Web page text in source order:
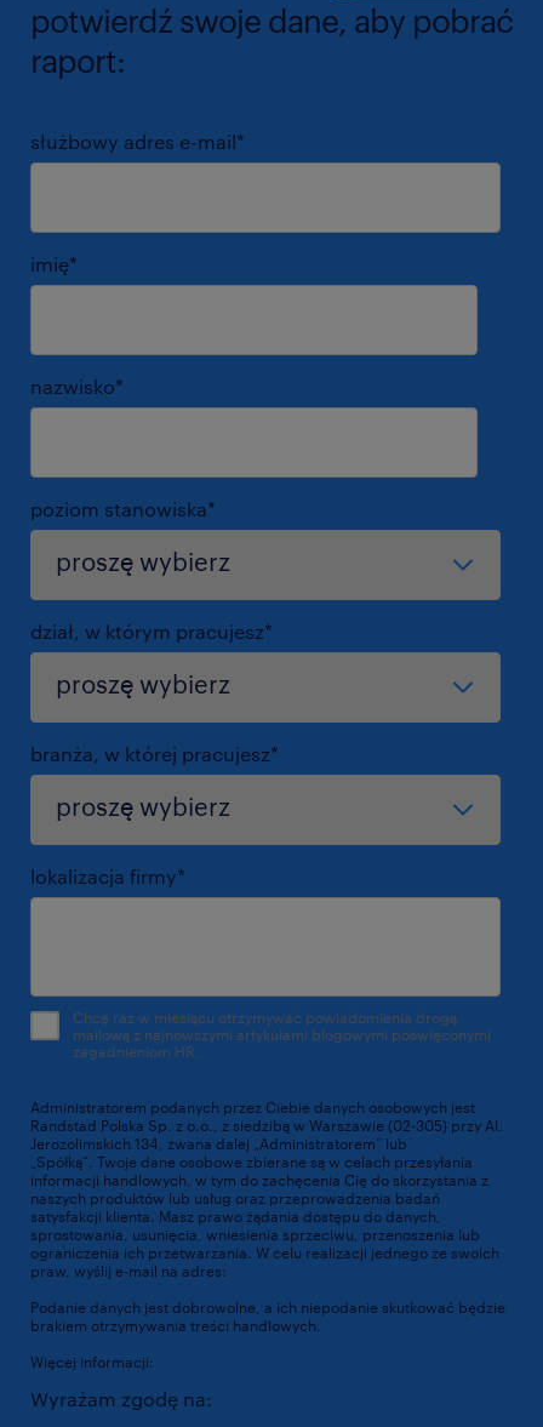
potwierdź swoje dane, aby pobrać
raport:
służbowy adres e-mail*
imię*
nazwisko*
poziom stanowiska*
dział, w którym pracujesz*
branża, w której pracujesz*
lokalizacja firmy*
Chcę raz w miesiącu otrzymywać powiadomienia drogą
mailową z najnowszymi artykułami blogowymi poświęconymi
zagadnieniom HR.
Administratorem podanych przez Ciebie danych osobowych jest
Randstad Polska Sp. z o.o., z siedzibą w Warszawie (02-305) przy Al.
Jerozolimskich 134, zwana dalej „Administratorem” lub
„Spółką”. Twoje dane osobowe zbierane są w celach przesyłania
informacji handlowych, w tym do zachęcenia Cię do skorzystania z
naszych produktów lub usług oraz przeprowadzenia badań
satysfakcji klienta. Masz prawo żądania dostępu do danych,
sprostowania, usunięcia, wniesienia sprzeciwu, przenoszenia lub
ograniczenia ich przetwarzania. W celu realizacji jednego ze swoich
praw, wyślij e-mail na adres:
Podanie danych jest dobrowolne, a ich niepodanie skutkować będzie
brakiem otrzymywania treści handlowych.
Więcej informacji:
Wyrażam zgodę na: